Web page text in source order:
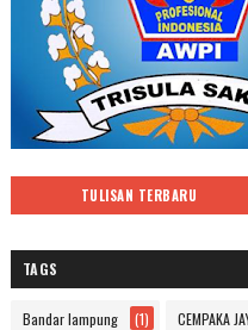
TULISAN TERBARU
TAGS
Bandar lampung (1) CEMPAKA